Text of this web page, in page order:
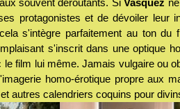
souvent déroutants. SiVasquez
protagonistes et de dévoiler leur
s'intègre parfaitement au ton du
s'inscrit dans une optique
le film lui même. Jamais vulgaire ou
homo-érotique propre aux
autres calendriers coquins pour